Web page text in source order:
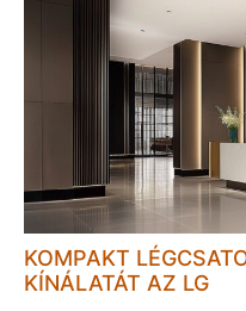
KOMPAKT
KÍNÁLATÁT AZ LG